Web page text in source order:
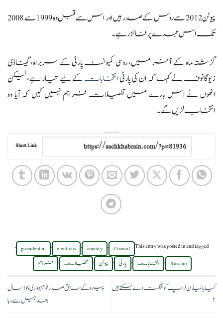
پیوٹن 2012 سے روس کے صدر ہیں اور اس سے قبل وہ 1999 سے 2008
تک اس عہدے پر فائز رہے۔
گزشتہ ماہ کے آخر میں، روسی کمیونسٹ پارٹی کے سربراہ، گیناڈی
زیوگانوف نے کہا کہ ان کی پارٹیانتخاباتکے لیے تیار ہے، لیکن
انھوں نے اس بارے میں تفصیلات فراہم نہیں کیں کہ آیا وہ
انتخاب لڑیں گے۔
Short Link
This entry was posted inand tagged
Council
,
country
,
elections
,
presidential
,
Russian
, انتخابات , پارٹی , پیوٹن , تفصیلات , فراہم .
کیا بائیڈن ٹرمپ کو شکست دے سکتے ہیں
؟
پیرو کے سابق صدر فوجیموری 16 سال
بعد جیل سے رہا